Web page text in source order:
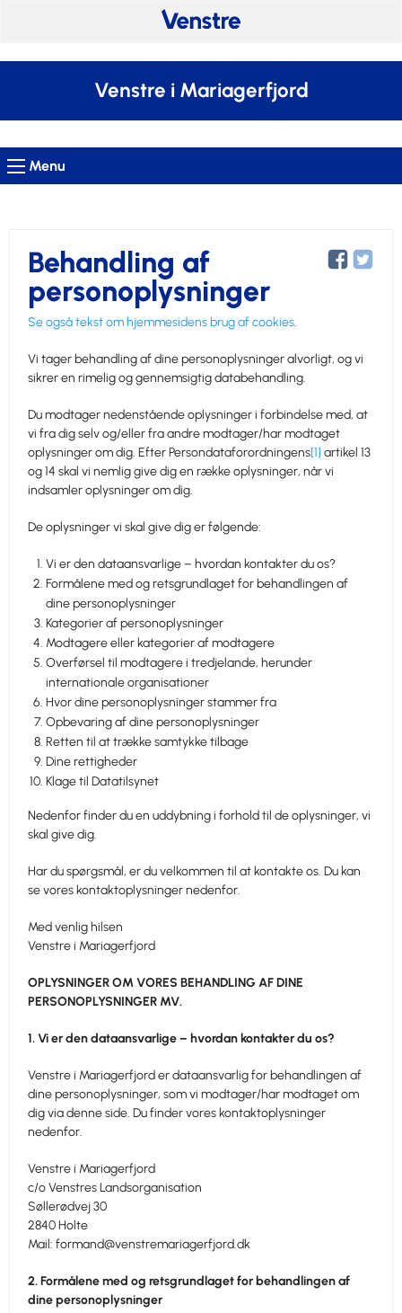
Venstre i Mariagerfjord
Menu
Behandling af
personoplysninger
Se også tekst om hjemmesidens brug af cookies.
Vi tager behandling af dine personoplysninger alvorligt, og vi
sikrer en rimelig og gennemsigtig databehandling.
Du modtager nedenstående oplysninger i forbindelse med, at
vi fra dig selv og/eller fra andre modtager/har modtaget
oplysninger om dig. Efter Persondataforordningens[1] artikel 13
og 14 skal vi nemlig give dig en række oplysninger, når vi
indsamler oplysninger om dig.
De oplysninger vi skal give dig er følgende:
Vi er den dataansvarlige – hvordan kontakter du os?
Formålene med og retsgrundlaget for behandlingen af
dine personoplysninger
Kategorier af personoplysninger
Modtagere eller kategorier af modtagere
Overførsel til modtagere i tredjelande, herunder
internationale organisationer
Hvor dine personoplysninger stammer fra
Opbevaring af dine personoplysninger
Retten til at trække samtykke tilbage
Dine rettigheder
Klage til Datatilsynet
Nedenfor finder du en uddybning i forhold til de oplysninger, vi
skal give dig.
Har du spørgsmål, er du velkommen til at kontakte os. Du kan
se vores kontaktoplysninger nedenfor.
Med venlig hilsen
Venstre i Mariagerfjord
OPLYSNINGER OM VORES BEHANDLING AF DINE
PERSONOPLYSNINGER MV.
1. Vi er den dataansvarlige – hvordan kontakter du os?
Venstre i Mariagerfjord er dataansvarlig for behandlingen af
dine personoplysninger, som vi modtager/har modtaget om
dig via denne side. Du finder vores kontaktoplysninger
nedenfor.
Venstre i Mariagerfjord
c/o Venstres Landsorganisation
Søllerødvej 30
2840 Holte
Mail: formand@venstremariagerfjord.dk
2. Formålene med og retsgrundlaget for behandlingen af
dine personoplysninger